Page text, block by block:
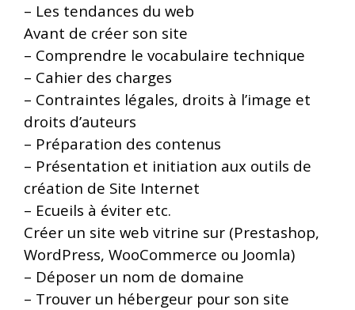
– Les tendances du web
Avant de créer son site
– Comprendre le vocabulaire technique
– Cahier des charges
– Contraintes légales, droits à l’image et
droits d’auteurs
– Préparation des contenus
– Présentation et initiation aux outils de
création de Site Internet
– Ecueils à éviter etc.
Créer un site web vitrine sur (Prestashop,
WordPress, WooCommerce ou Joomla)
– Déposer un nom de domaine
– Trouver un hébergeur pour son site